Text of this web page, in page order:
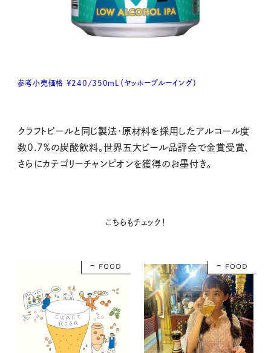
参考小売価格 ¥240/350mL（ヤッホーブルーイング）
クラフトビールと同じ製法・原材料を採用したアルコール度
数0.7%の炭酸飲料。世界五大ビール品評会で金賞受賞、
さらにカテゴリーチャンピオンを獲得のお墨付き。
こちらもチェック！
FOOD FOOD